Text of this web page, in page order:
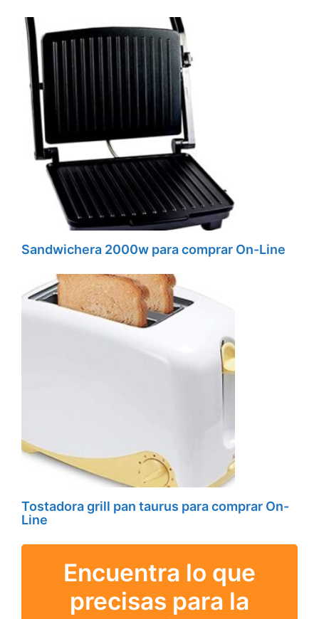
Sandwichera 2000w para comprar On-Line
Tostadora grill pan taurus para comprar On-
Line
Encuentra lo que
precisas para la